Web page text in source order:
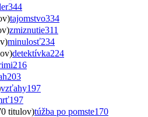
344
tajomstvo334
zmiznutie311
minulosť234
detektívka224
216
203
vzťahy197
197
titulov)túžba po pomste170